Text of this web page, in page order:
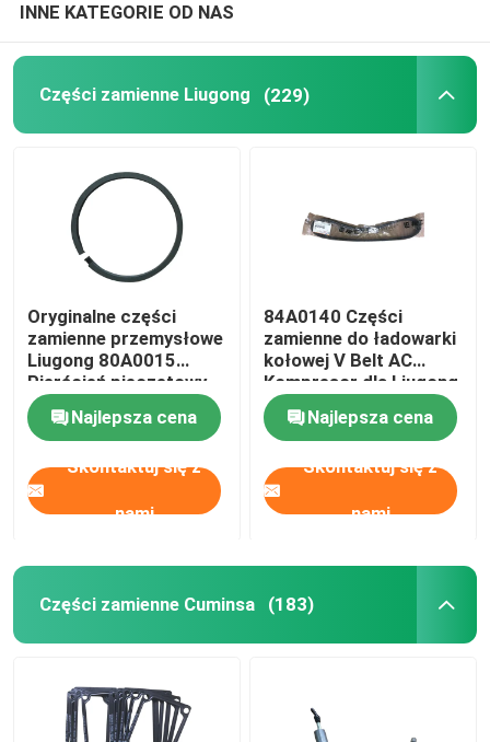
Części Lovol
Części zamienne Shangchai
Części zamienne do Isuzu
Części Ingersoll Rand
Części zamienne Deutza
INNE KATEGORIE OD NAS
Części zamienne Liugong (229)
Oryginalne części
zamienne przemysłowe
Liugong 80A0015
Pierścień pieczętowy
ładowarki kołowej
Najlepsza cena
Skontaktuj się z
nami
84A0140 Części
zamienne do ładowarki
kołowej V Belt AC
Kompresor dla Liugong
Najlepsza cena
Skontaktuj się z
nami
Części zamienne Cuminsa (183)